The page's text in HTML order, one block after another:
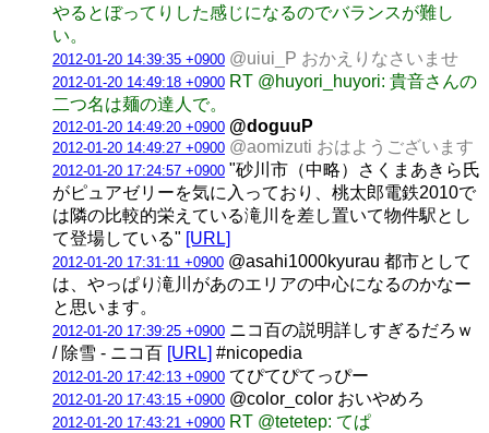
やるとぼってりした感じになるのでバランスが難し
い。
2012-01-20 14:39:35 +0900 @uiui_P おかえりなさいませ
2012-01-20 14:49:18 +0900 RT @huyori_huyori: 貴音さんの
二つ名は麺の達人で。
2012-01-20 14:49:20 +0900 @doguuP
2012-01-20 14:49:27 +0900 @aomizuti おはようございます
2012-01-20 17:24:57 +0900 "砂川市（中略）さくまあきら氏
がピュアゼリーを気に入っており、桃太郎電鉄2010で
は隣の比較的栄えている滝川を差し置いて物件駅とし
て登場している" [URL]
2012-01-20 17:31:11 +0900 @asahi1000kyurau 都市として
は、やっぱり滝川があのエリアの中心になるのかなー
と思います。
2012-01-20 17:39:25 +0900 ニコ百の説明詳しすぎるだろｗ
/ 除雪 - ニコ百 [URL] #nicopedia
2012-01-20 17:42:13 +0900 てぴてぴてっぴー
2012-01-20 17:43:15 +0900 @color_color おいやめろ
2012-01-20 17:43:21 +0900 RT @tetetep: てぱ